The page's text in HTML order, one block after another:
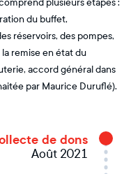
plusieurs étapes :
du buffet,
réservoirs, des pompes,
remise en état du
accord général dans
par Maurice Duruflé).
de dons
Août 2021